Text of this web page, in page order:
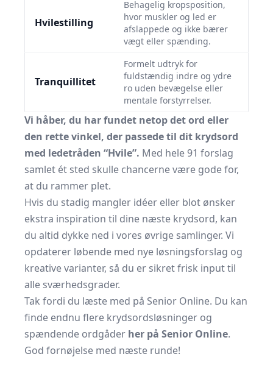
Hvilestilling
Behagelig kropsposition,
hvor muskler og led er
afslappede og ikke bærer
vægt eller spænding.
Tranquillitet
Formelt udtryk for
fuldstændig indre og ydre
ro uden bevægelse eller
mentale forstyrrelser.
Vi håber, du har fundet netop det ord eller
den rette vinkel, der passede til dit krydsord
med ledetråden “Hvile”. Med hele 91 forslag
samlet ét sted skulle chancerne være gode for,
at du rammer plet.
Hvis du stadig mangler idéer eller blot ønsker
ekstra inspiration til dine næste krydsord, kan
du altid dykke ned i vores øvrige samlinger. Vi
opdaterer løbende med nye løsningsforslag og
kreative varianter, så du er sikret frisk input til
alle sværhedsgrader.
Tak fordi du læste med på Senior Online. Du kan
finde endnu flere krydsordsløsninger og
spændende ordgåder her på Senior Online.
God fornøjelse med næste runde!